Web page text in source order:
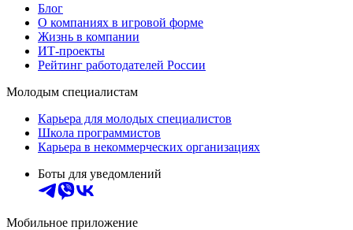
Блог
О компаниях в игровой форме
Жизнь в компании
ИТ-проекты
Рейтинг работодателей России
Молодым специалистам
Карьера для молодых специалистов
Школа программистов
Карьера в некоммерческих организациях
Боты для уведомлений
Мобильное приложение